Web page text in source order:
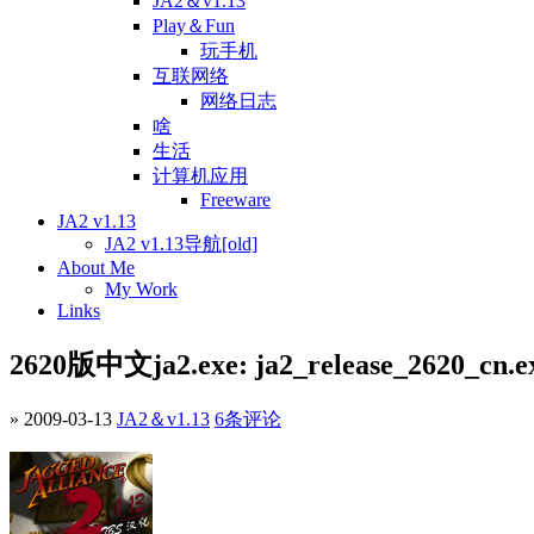
Play＆Fun
玩手机
互联网络
网络日志
啥
生活
计算机应用
Freeware
JA2 v1.13
JA2 v1.13导航[old]
About Me
My Work
Links
2620版中文ja2.exe:
» 2009-03-13 JA2＆v1.13 6条评论